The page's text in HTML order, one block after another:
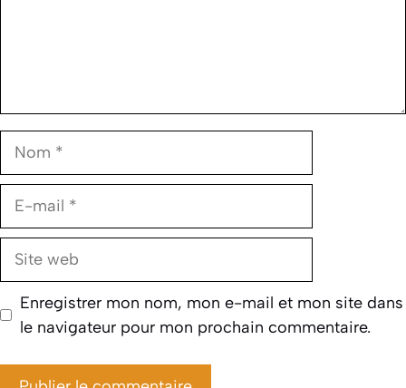
Nom
E-
Site
Enregistrer mon nom, mon e-mail et mon site dans
le navigateur pour mon prochain commentaire.